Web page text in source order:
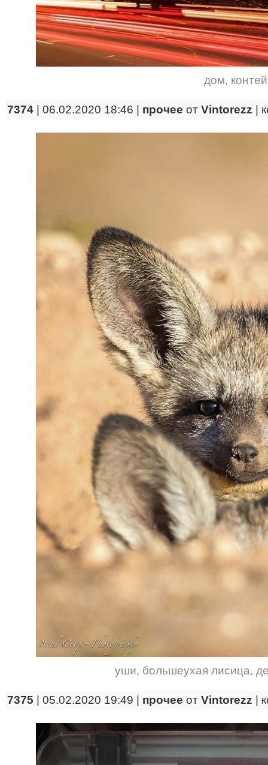
дом,
7374 | 06.02.2020 18:46 | прочее от Vintorezz
уши, большеухая лисица,
7375 | 05.02.2020 19:49 | прочее от Vintorezz